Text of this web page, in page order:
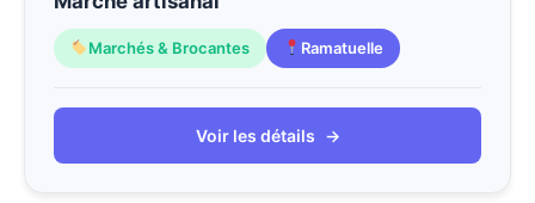
Marchés & Brocantes Ramatuelle
Voir les détails →